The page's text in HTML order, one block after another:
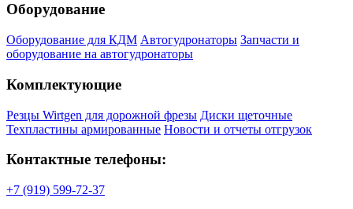
Оборудование
Оборудование для КДМ Автогудронаторы Запчасти и
оборудование на автогудронаторы
Комплектующие
Резцы Wirtgen для дорожной фрезы Диски щеточные
Техпластины армированные Новости и отчеты отгрузок
Контактные телефоны:
+7 (919) 599-72-37